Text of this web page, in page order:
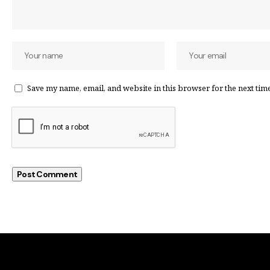
Save my name, email, and website in this browser for the next